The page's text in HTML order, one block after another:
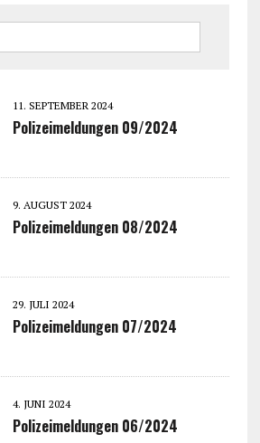
11. SEPTEMBER 2024
Polizeimeldungen 09/2024
9. AUGUST 2024
Polizeimeldungen 08/2024
29. JULI 2024
Polizeimeldungen 07/2024
4. JUNI 2024
Polizeimeldungen 06/2024